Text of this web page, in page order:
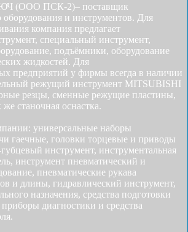
(ООО ПСК-2)– поставщик
оборудования и инструментов. Для
компания предлагает
специальный инструмент,
подъёмники, оборудование
жидкостей. Для
предприятий у фирмы всегда в наличии
режущий инструмент MITSUBISHI
резцы, сменные режущие пластины,
станочная оснастка.
универсальные наборы
гаечные, головки торцевые и приводы
инструмент, инструментальная
инструмент пневматический и
пневматические рукава
и длины, гидравлический инструмент,
назначения, средства подготовки
приборы диагностики и средства